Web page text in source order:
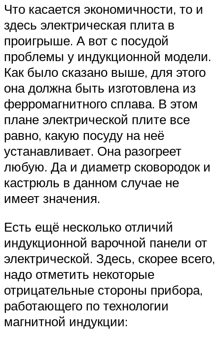
Что касается экономичности, то и
здесь электрическая плита в
проигрыше. А вот с посудой
проблемы у индукционной модели.
Как было сказано выше, для этого
она должна быть изготовлена из
ферромагнитного сплава. В этом
плане электрической плите все
равно, какую посуду на неё
устанавливает. Она разогреет
любую. Да и диаметр сковородок и
кастрюль в данном случае не
имеет значения.
Есть ещё несколько отличий
индукционной варочной панели от
электрической. Здесь, скорее всего,
надо отметить некоторые
отрицательные стороны прибора,
работающего по технологии
магнитной индукции: